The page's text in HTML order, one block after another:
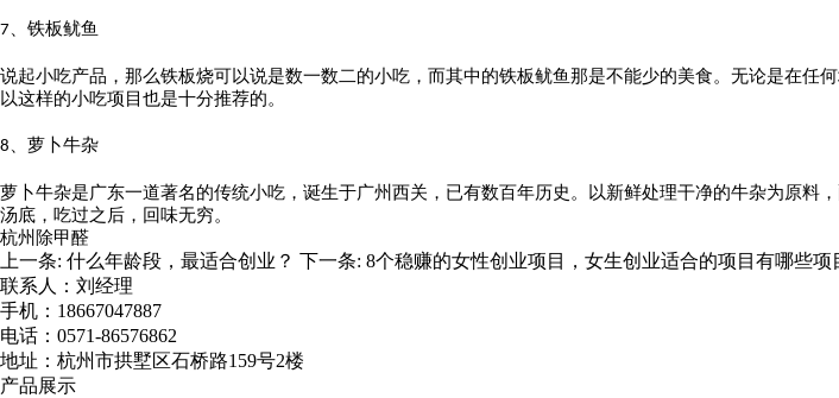
7 、铁板鱿鱼
说起小吃产品，那么铁板烧可以说是数一数二的小吃，而其中的铁板鱿鱼那是不能少的美食。无论是在
以这样的小吃项目也是十分推荐的。
8 、萝卜牛杂
萝卜牛杂是广东一道著名的传统小吃，诞生于广州西关，已有数百年历史。以新鲜处理干净的牛杂为原
汤底，吃过之后，回味无穷。
杭州除甲醛
上一条: 什么年龄段，最适合创业？ 下一条: 8个稳赚的女性创业项目，女生创业适合的项目有哪些项
联系人：刘经理
手机：18667047887
电话：0571-86576862
地址：杭州市拱墅区石桥路159号2楼
产品展示